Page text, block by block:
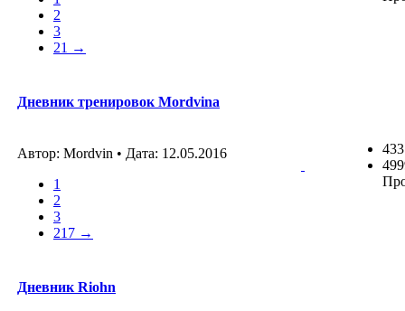
2
3
21 →
Дневник тренировок Mordvina
Автор: Mordvin • Дата: 12.05.2016
1
2
3
217 →
Дневник Riohn